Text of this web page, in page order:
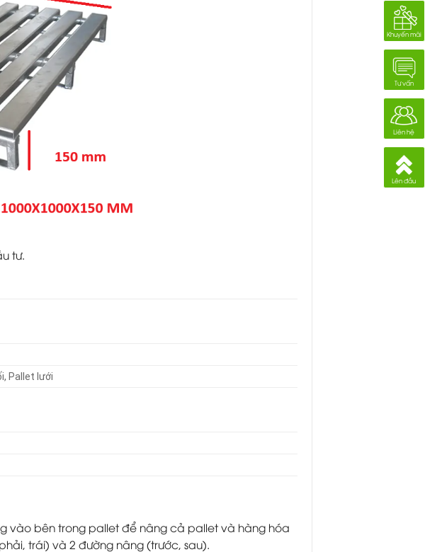
tư.
Pallet lưới
vào bên trong pallet để nâng cả pallet và hàng hóa
trái) và 2 đường nâng (trước, sau).
Khuyến mãi
Tư vấn
Liên hệ
Lên đầu